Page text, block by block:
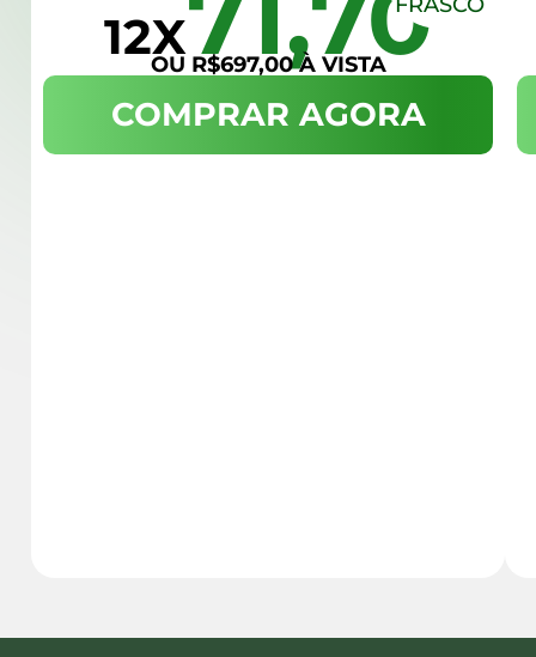
12XOU R$697,00 À VISTA
COMPRAR AGORA